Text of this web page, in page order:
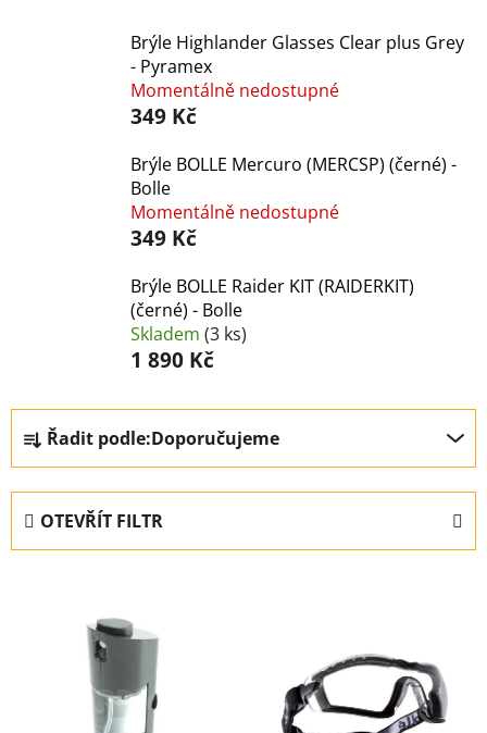
Brýle Highlander Glasses Clear plus Grey
- Pyramex
Momentálně nedostupné
349 Kč
Brýle BOLLE Mercuro (MERCSP) (černé) -
Bolle
Momentálně nedostupné
349 Kč
Brýle BOLLE Raider KIT (RAIDERKIT)
(černé) - Bolle
Skladem (3 ks)
1 890 Kč
Ř
a
z
n
í
Řadit podle:Doporučujeme
OTEVŘÍT FILTR